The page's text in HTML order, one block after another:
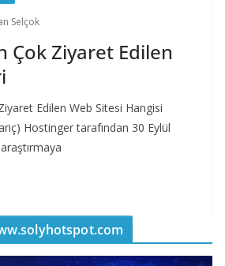
Selçok
Çok Ziyaret Edilen
Edilen Web Sitesi Hangisi
Hostinger tarafından 30 Eylül